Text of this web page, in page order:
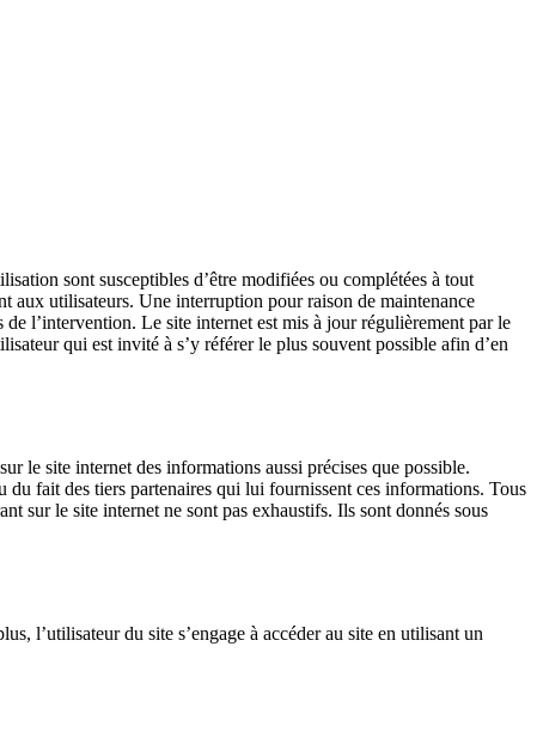
sont susceptibles d’être modifiées ou complétées à tout
aux utilisateurs. Une interruption pour raison de maintenance
l’intervention. Le site internet est mis à jour régulièrement par le
qui est invité à s’y référer le plus souvent possible afin d’en
le site internet des informations aussi précises que possible.
du fait des tiers partenaires qui lui fournissent ces informations. Tous
sur le site internet ne sont pas exhaustifs. Ils sont donnés sous
l’utilisateur du site s’engage à accéder au site en utilisant un